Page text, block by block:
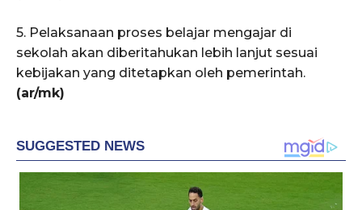
5. Pelaksanaan proses belajar mengajar di
sekolah akan diberitahukan lebih lanjut sesuai
kebijakan yang ditetapkan oleh pemerintah.
(ar/mk)